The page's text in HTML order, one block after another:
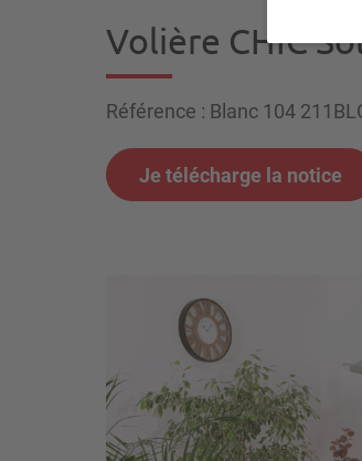
Volière CHIC
Référence : Blanc 104
Je télécharge la notice